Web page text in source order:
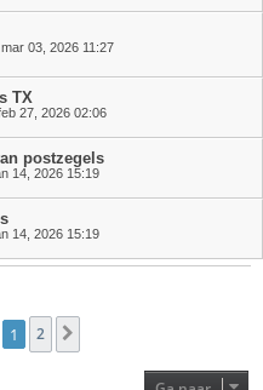
03, 2026 11:27
TX
27, 2026 02:06
postzegels
14, 2026 15:19
14, 2026 15:19
1 2